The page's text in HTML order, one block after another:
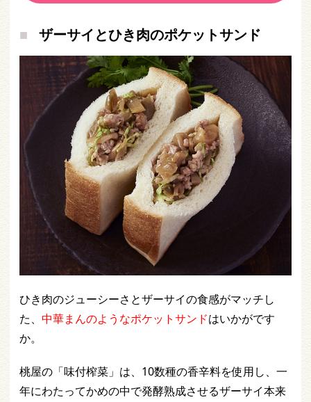
ザーサイとひき肉のポケットサンド
ひき肉のジューシーさとザーサイの食感がマッチし
た、 中華まんのようなポケットサンドはいかがです
か。
桃屋の「味付榨菜」は、10数種の香辛料を使用し、一
年にわたってかめの中で発酵熟成させるザーサイ本来